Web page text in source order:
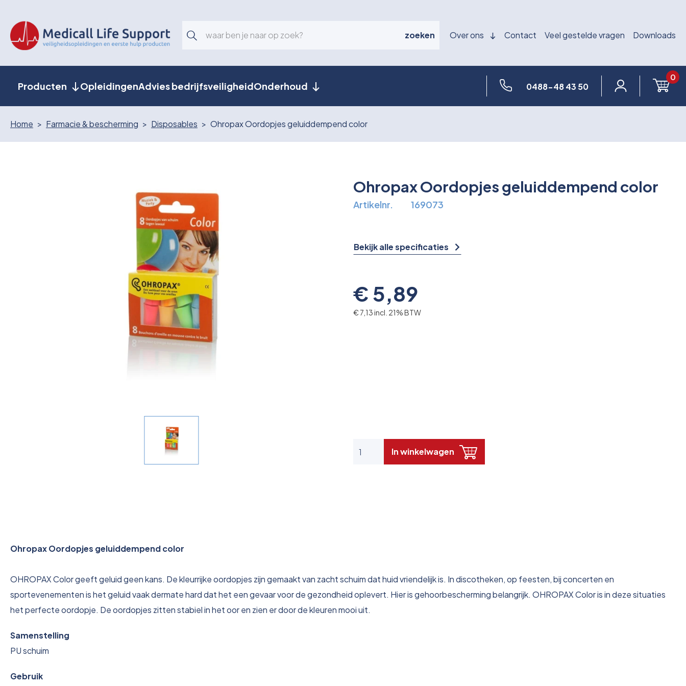
zoeken Over ons Contact Veel gestelde vragen Downloads
Producten OpleidingenAdvies bedrijfsveiligheidOnderhoud 0488-48 43 50
0
Home Farmacie & bescherming Disposables Ohropax Oordopjes geluiddempend color
Ohropax Oordopjes geluiddempend color
Artikelnr. 169073
Bekijk alle specificaties
€ 5,89
€ 7,13 incl. 21% BTW
In winkelwagen
Ohropax Oordopjes geluiddempend color
OHROPAX Color geeft geluid geen kans. De kleurrijke oordopjes zijn gemaakt van zacht schuim dat huid vriendelijk is. In discotheken, op feesten, bij concerten en
sportevenementen is het geluid vaak dermate hard dat het een gevaar voor de gezondheid oplevert. Hier is gehoorbescherming belangrijk. OHROPAX Color is in deze situaties
het perfecte oordopje. De oordopjes zitten stabiel in het oor en zien er door de kleuren mooi uit.
Samenstelling
PU schuim
Gebruik